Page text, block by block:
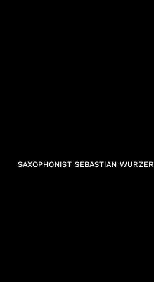
SAXOPHONIST SEBASTIAN WURZER